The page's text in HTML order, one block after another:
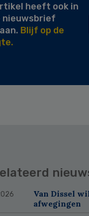
heeft ook in
nieuwsbrief
Blijf op de
Van Dissel
afwegingen